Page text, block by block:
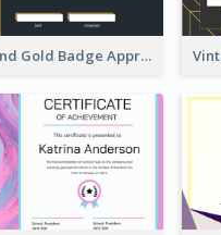
Blue And Gold Badge Appreciation Certificate